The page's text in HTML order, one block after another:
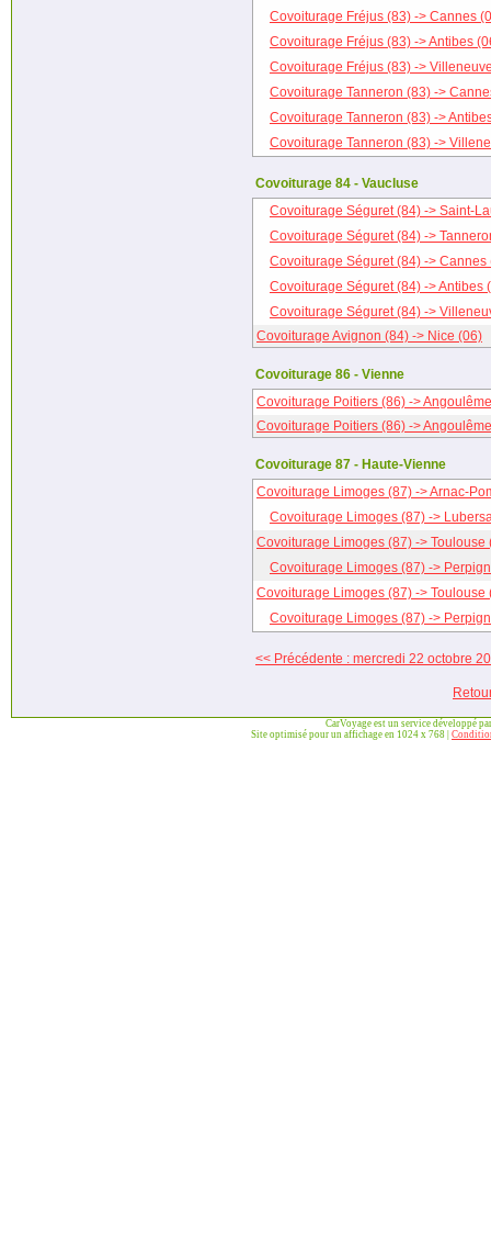
Covoiturage Fréjus (83) -> Cannes
Covoiturage Fréjus (83) -> Antibes
Covoiturage Fréjus (83) ->
Covoiturage Tanneron (83) ->
Covoiturage Tanneron (83) ->
Covoiturage Tanneron (83) ->
Covoiturage 84 - Vaucluse
Covoiturage Séguret (84) -> Saint-
Covoiturage Séguret (84) ->
Covoiturage Séguret (84) -> Cannes
Covoiturage Séguret (84) -> Antibes
Covoiturage Séguret (84) ->
Covoiturage Avignon (84) -> Nice (06)
Covoiturage 86 - Vienne
Covoiturage Poitiers (86) ->
Covoiturage Poitiers (86) ->
Covoiturage 87 - Haute-Vienne
Covoiturage Limoges (87) -> Arnac-
Covoiturage Limoges (87) ->
Covoiturage Limoges (87) -> Toulouse
Covoiturage Limoges (87) ->
Covoiturage Limoges (87) -> Toulouse
Covoiturage Limoges (87) ->
<< Précédente : mercredi 22 octobre
CarVoyage est un service développé
Site optimisé pour un affichage en 1024 x 768 |